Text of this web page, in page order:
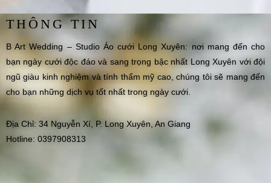
THÔNG TIN
B Art Wedding – Studio Áo cưới Long Xuyên: nơi mang đến cho
bạn ngày cưới độc đáo và sang trọng bậc nhất Long Xuyên với đội
ngũ giàu kinh nghiệm và tính thẩm mỹ cao, chúng tôi sẽ mang đến
cho bạn những dịch vụ tốt nhất trong ngày cưới.
Địa Chỉ: 34 Nguyễn Xí, P. Long Xuyên, An Giang
Hotline: 0397908313